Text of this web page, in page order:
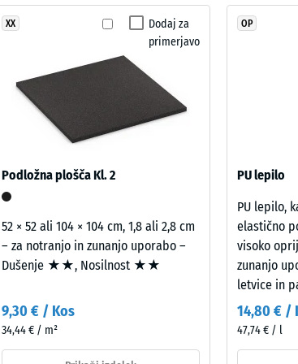
Odpornost proti obrabi – Odpornost proti abrazivni obrabi –
Prepustnost vode (EN 12616) – Razred 4 = Infiltracija cca 600
Protizdrsnost (EN 16165) – Vrednost lestvice 4 = povprečni
Toplotna izolacija – Vrednost lestvice 3 = Toplotna prevodnost
Odpornost proti zmrzali
Navidezna
gostota
vrednost
lestvice
780
še
Dodaj za
primerjavo
XX
Podložna plošča Kl. 2
52 × 52 ali 104 × 104 cm, 1,8 ali 2,8 cm
– za notranjo in zunanjo uporabo –
Dušenje ★★, Nosilnost ★★
9,30 € / Kos
34,44 € / m²
OP
PU lepilo
PU lepilo,
elastično
visoko
zunanjo
letvice in
14,80 € /
47,74 € / l